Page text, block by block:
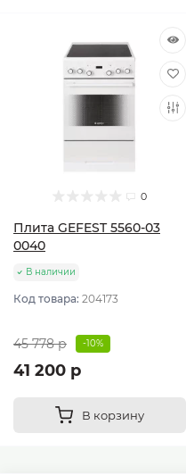
0
Плита GEFEST 5560-03
0040
В наличии
Код товара: 204173
45 778 р -10%
41 200 р
В корзину